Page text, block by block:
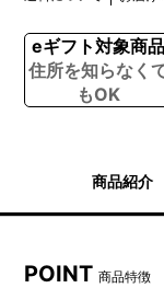
eギフト対象商品
住所を知らなく
もOK
商品紹介
POINT商品特徴